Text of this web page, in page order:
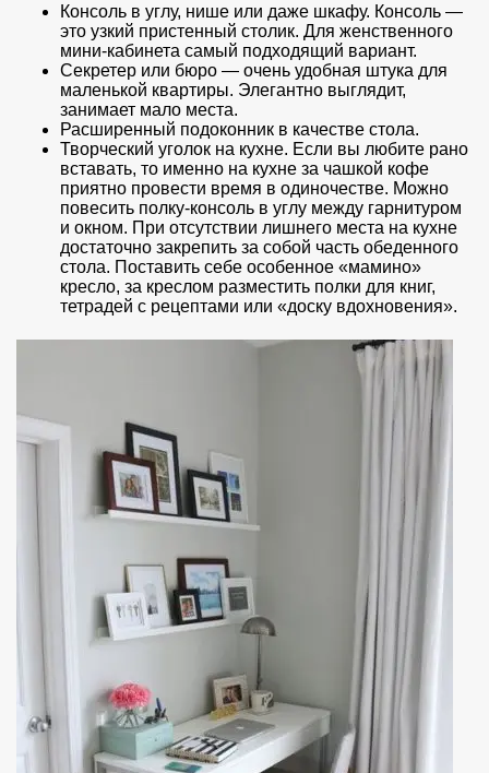
Консоль в углу, нише или даже шкафу. Консоль —
это узкий пристенный столик. Для женственного
мини-кабинета самый подходящий вариант.
Секретер или бюро — очень удобная штука для
маленькой квартиры. Элегантно выглядит,
занимает мало места.
Расширенный подоконник в качестве стола.
Творческий уголок на кухне. Если вы любите рано
вставать, то именно на кухне за чашкой кофе
приятно провести время в одиночестве. Можно
повесить полку-консоль в углу между гарнитуром
и окном. При отсутствии лишнего места на кухне
достаточно закрепить за собой часть обеденного
стола. Поставить себе особенное «мамино»
кресло, за креслом разместить полки для книг,
тетрадей с рецептами или «доску вдохновения».